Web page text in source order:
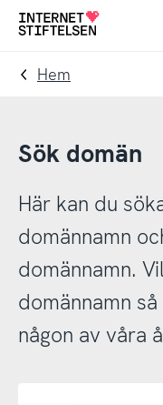
Till
navigering
Till
innehåll
Till
Hem
Sök domän
Här kan du
domännamn
domännamn.
domännamn
någon av våra